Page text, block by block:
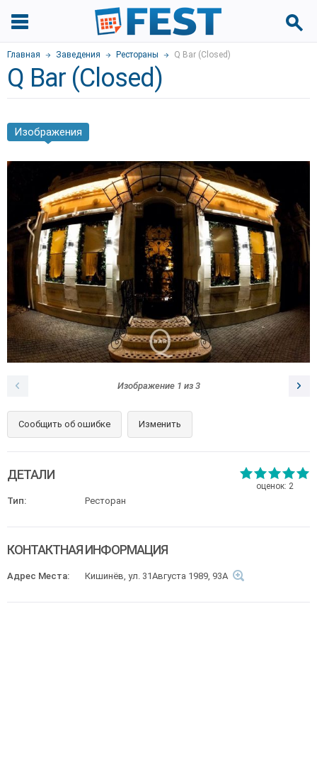
Главная Заведения Рестораны Q Bar (Closed)
Q Bar (Closed)
Изображения
Изображение 1 из 3
Сообщить об ошибке Изменить
оценок: 2
ДЕТАЛИ
Тип: Ресторан
КОНТАКТНАЯ ИНФОРМАЦИЯ
Адрес Места: Кишинёв, ул. 31Августа 1989, 93А